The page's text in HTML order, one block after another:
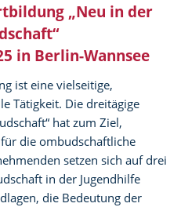
„Neu in der
in Berlin-Wannsee
ist eine vielseitige,
Tätigkeit. Die dreitägige
hat zum Ziel,
die ombudschaftliche
setzen sich auf drei
in der Jugendhilfe
die Bedeutung der